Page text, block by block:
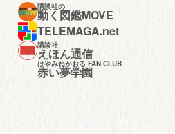
講談社の
動く図鑑MOVE
TELEMAGA.net
講談社
えほん通信
はやみねかおる FAN CLUB
赤い夢学園